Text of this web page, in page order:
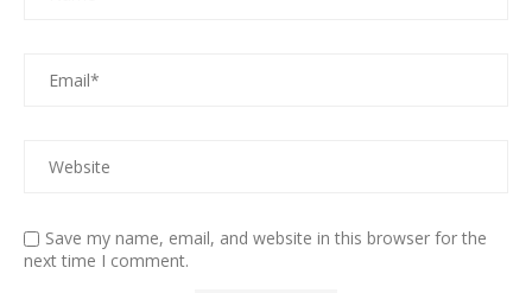
Save my name, email, and website in this browser for the
next time I comment.